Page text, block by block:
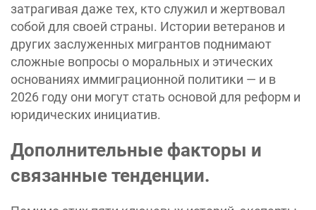
затрагивая даже тех, кто служил и жертвовал
собой для своей страны. Истории ветеранов и
других заслуженных мигрантов поднимают
сложные вопросы о моральных и этических
основаниях иммиграционной политики — и в
2026 году они могут стать основой для реформ и
юридических инициатив.
Дополнительные факторы и
связанные тенденции.